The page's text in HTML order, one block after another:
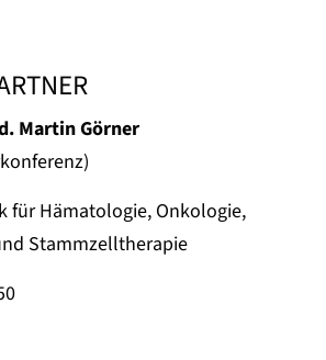
Martin Görner
für Hämatologie, Onkologie,
Stammzelltherapie